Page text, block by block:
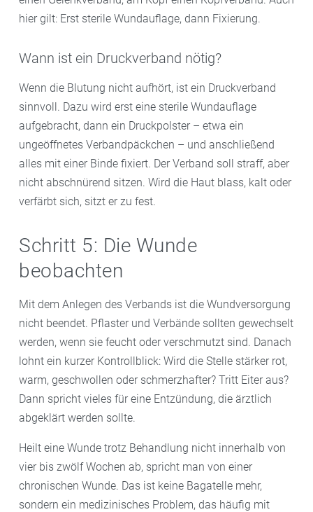
hier gilt: Erst sterile Wundauflage, dann Fixierung.
Wann ist ein Druckverband nötig?
Wenn die Blutung nicht aufhört, ist ein Druckverband
sinnvoll. Dazu wird erst eine sterile Wundauflage
aufgebracht, dann ein Druckpolster – etwa ein
ungeöffnetes Verbandpäckchen – und anschließend
alles mit einer Binde fixiert. Der Verband soll straff, aber
nicht abschnürend sitzen. Wird die Haut blass, kalt oder
verfärbt sich, sitzt er zu fest.
Schritt 5: Die Wunde
beobachten
Mit dem Anlegen des Verbands ist die Wundversorgung
nicht beendet. Pflaster und Verbände sollten gewechselt
werden, wenn sie feucht oder verschmutzt sind. Danach
lohnt ein kurzer Kontrollblick: Wird die Stelle stärker rot,
warm, geschwollen oder schmerzhafter? Tritt Eiter aus?
Dann spricht vieles für eine Entzündung, die ärztlich
abgeklärt werden sollte.
Heilt eine Wunde trotz Behandlung nicht innerhalb von
vier bis zwölf Wochen ab, spricht man von einer
chronischen Wunde. Das ist keine Bagatelle mehr,
sondern ein medizinisches Problem, das häufig mit